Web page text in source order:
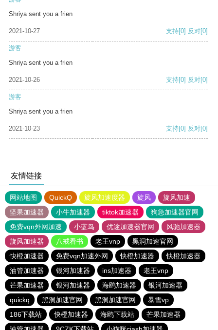
Shriya sent you a frien
2021-10-27 支持[0] 反对[0]
游客
Shriya sent you a frien
2021-10-26 支持[0] 反对[0]
游客
Shriya sent you a frien
2021-10-23 支持[0] 反对[0]
友情链接
网站地图 QuickQ 旋风加速度器 旋风
旋风加速
坚果加速器
小牛加速器 tiktok加速器
狗急加速器官网
免费vqn外网加速
小蓝鸟 优途加速器官网
风驰加速器
旋风加速器
八戒看书 老王vnp
黑洞加速官网
快橙加速器
免费vqn加速外网 快橙加速器
快橙加速器
油管加速器
银河加速器 ins加速器
老王vnp
芒果加速器
银河加速器 海鸥加速器
银河加速器
quickq
黑洞加速官网 黑洞加速官网
暴雪vp
186下载站
快橙加速器 海鸥下载站
芒果加速器